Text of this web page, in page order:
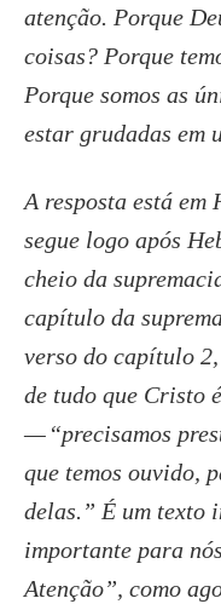
atenção. Porque
coisas? Porque
Porque somos as
estar grudadas em
A resposta está em
segue logo após
cheio da
capítulo da
verso do capítulo
de tudo que Cristo
— “precisamos
que temos ouvido,
delas.” É um texto
importante para
Atenção”, como